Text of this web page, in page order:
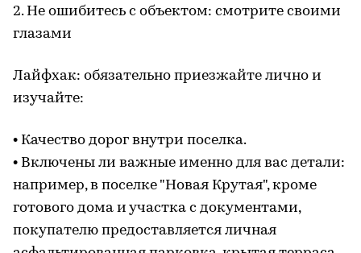
2. Не ошибитесь с объектом: смотрите своими
глазами
Лайфхак: обязательно приезжайте лично и
изучайте:
• Качество дорог внутри поселка.
• Включены ли важные именно для вас детали:
например, в поселке "Новая Крутая", кроме
готового дома и участка с документами,
покупателю предоставляется личная